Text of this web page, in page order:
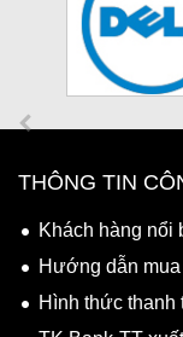
THÔNG TIN
Khách hàng nổi
Hướng dẫn
Hình thức thanh